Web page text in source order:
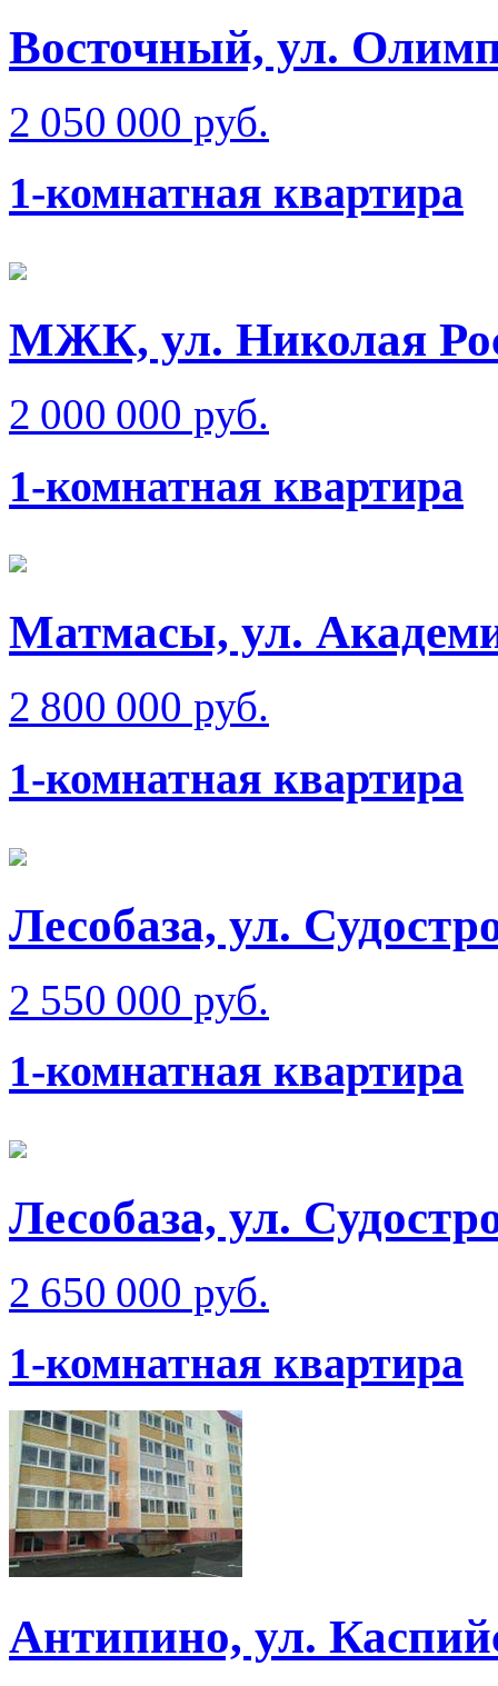
Восточный, ул.
2 050 000 руб.
1-комнатная квартира
МЖК, ул. Николая
2 000 000 руб.
1-комнатная квартира
Матмаcы, ул.
2 800 000 руб.
1-комнатная квартира
Лесобаза, ул.
2 550 000 руб.
1-комнатная квартира
Лесобаза, ул.
2 650 000 руб.
1-комнатная квартира
Антипино, ул.